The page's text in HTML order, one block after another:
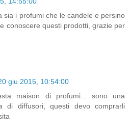
sia i profumi che le candele e persino
conoscere questi prodotti, grazie per
giu 2015, 10:54:00
maison di profumi... sono una
di diffusori, questi devo comprarli